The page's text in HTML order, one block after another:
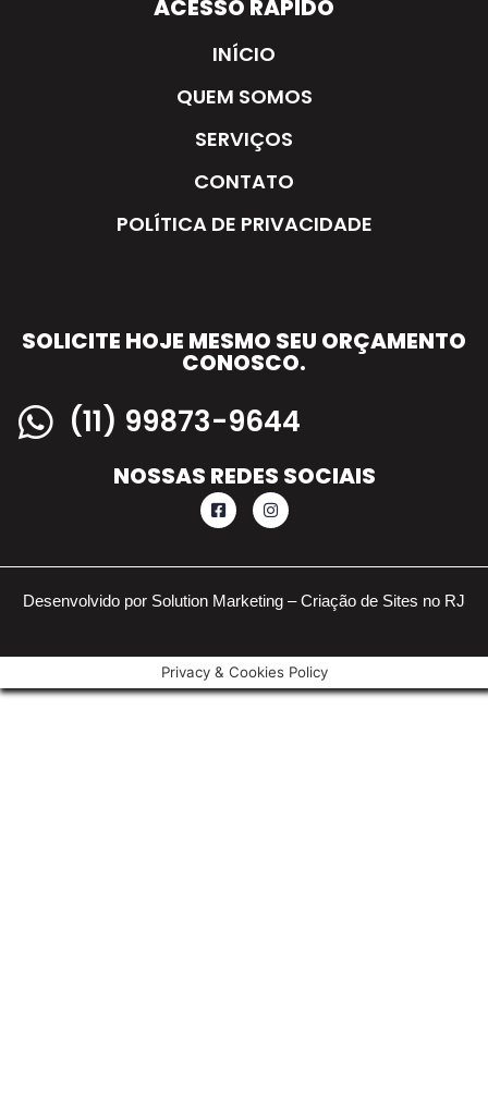
ACESSO RÁPIDO
INÍCIO
QUEM SOMOS
SERVIÇOS
CONTATO
POLÍTICA DE PRIVACIDADE
SOLICITE HOJE MESMO SEU ORÇAMENTO
CONOSCO.
(11) 99873-9644
NOSSAS REDES SOCIAIS
Desenvolvido por Solution Marketing –Criação de Sites no RJ
Privacy & Cookies Policy